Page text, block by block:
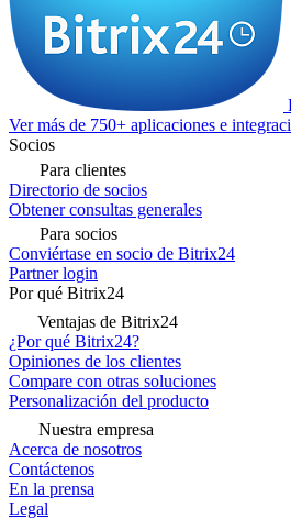
Ver más de 750+ aplicaciones e
Socios
Para clientes
Directorio de socios
Obtener consultas generales
Para socios
Conviértase en socio de Bitrix24
Partner login
Por qué Bitrix24
Ventajas de Bitrix24
¿Por qué Bitrix24?
Opiniones de los clientes
Compare con otras soluciones
Personalización del producto
Nuestra empresa
Acerca de nosotros
Contáctenos
En la prensa
Legal